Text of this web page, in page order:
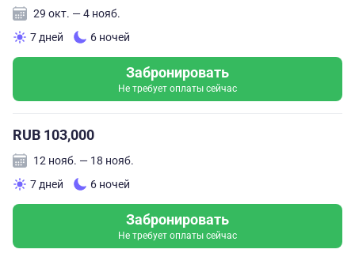
29 окт. — 4 нояб.
7 дней
6 ночей
Забронировать
Не требует оплаты сейчас
RUB 103,000
12 нояб. — 18 нояб.
7 дней
6 ночей
Забронировать
Не требует оплаты сейчас